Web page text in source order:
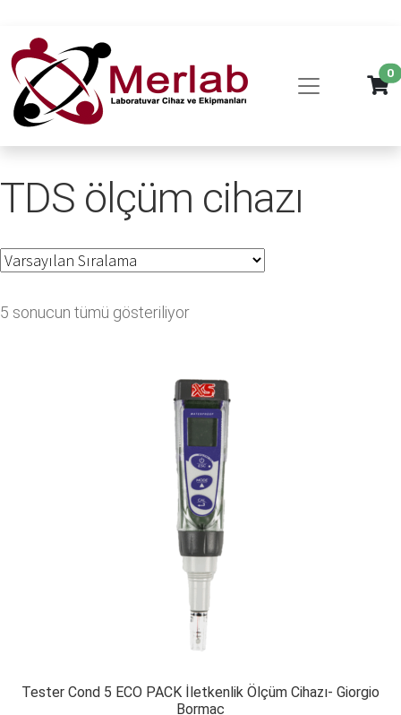
0
TDS ölçüm cihazı
5 sonucun tümü gösteriliyor
Tester Cond 5 ECO PACK İletkenlik Ölçüm Cihazı- Giorgio
Bormac